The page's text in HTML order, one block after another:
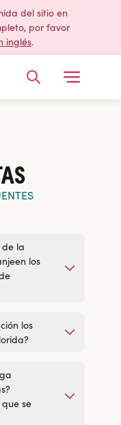
del sitio en
por favor
inglés.
Buscar Open
la
los
los
se